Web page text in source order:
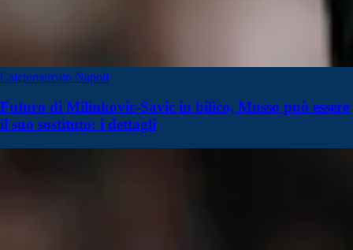
Calciomercato Napoli
Futuro di Milinkovic-Savic in bilico, Musso può essere
il suo sostituto: i dettagli